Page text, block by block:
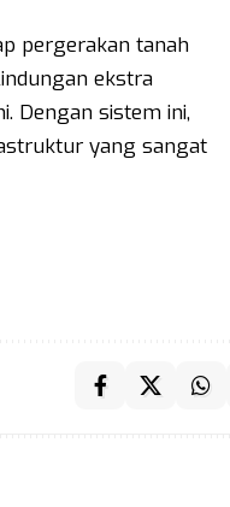
pergerakan tanah
ekstra
Dengan sistem ini,
yang sangat